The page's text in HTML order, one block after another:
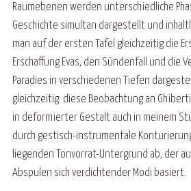
Raumebenen werden unterschiedliche
Geschichte simultan dargestellt und
man auf der ersten Tafel gleichzeitig die
Erschaffung Evas, den Sündenfall und die
Paradies in verschiedenen Tiefen
gleichzeitig: diese Beobachtung an
in deformierter Gestalt auch in meinem
durch gestisch-instrumentale
liegenden Tonvorrat-Untergrund ab, der
Abspulen sich verdichtender Modi basiert.